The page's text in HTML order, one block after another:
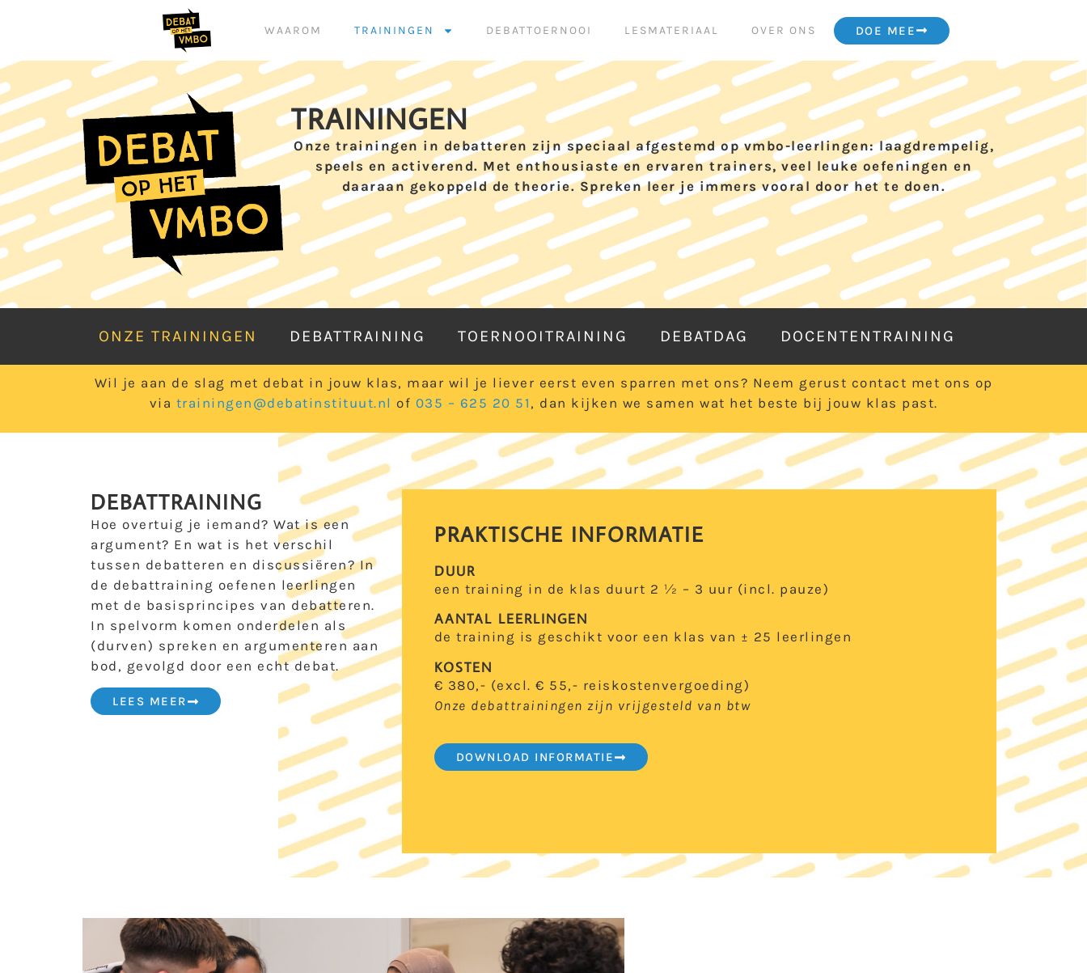
WAAROM TRAININGEN DEBATTOERNOOI LESMATERIAAL OVER ONS DOE MEE
TRAININGEN
Onze trainingen in debatteren zijn speciaal afgestemd op vmbo-leerlingen: laagdrempelig,
speels en activerend. Met enthousiaste en ervaren trainers, veel leuke oefeningen en
daaraan gekoppeld de theorie. Spreken leer je immers vooral door het te doen.
ONZE TRAININGEN DEBATTRAINING TOERNOOITRAINING DEBATDAG DOCENTENTRAINING
Wil je aan de slag met debat in jouw klas, maar wil je liever eerst even sparren met ons? Neem gerust contact met ons op
via trainingen@debatinstituut.nl of 035 – 625 20 51 , dan kijken we samen wat het beste bij jouw klas past.
DEBATTRAINING
Hoe overtuig je iemand? Wat is een
argument? En wat is het verschil
tussen debatteren en discussiëren? In
de debattraining oefenen leerlingen
met de basisprincipes van debatteren.
In spelvorm komen onderdelen als
(durven) spreken en argumenteren aan
bod, gevolgd door een echt debat.
LEES MEER
PRAKTISCHE INFORMATIE
DUUR
een training in de klas duurt 2 ½ – 3 uur (incl. pauze)
AANTAL LEERLINGEN
de training is geschikt voor een klas van ± 25 leerlingen
KOSTEN
€ 380,- (excl. € 55,- reiskostenvergoeding)
Onze debattrainingen zijn vrijgesteld van btw
DOWNLOAD INFORMATIE